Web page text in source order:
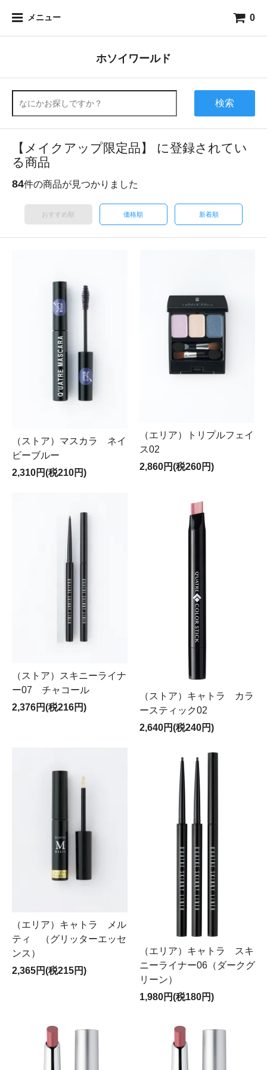
メニュー 0
ホソイワールド
検索
【メイクアップ限定品】 に登録されてい
る商品
84件の商品が見つかりました
おすすめ順 価格順 新着順
（ストア）マスカラ ネイ
ビーブルー
2,310円(税210円)
（エリア）トリプルフェイ
ス02
2,860円(税260円)
（ストア）スキニーライナ
ー07 チャコール
2,376円(税216円)
（ストア）キャトラ カラ
ースティック02
2,640円(税240円)
（エリア）キャトラ メル
ティ （グリッターエッセ
ンス）
2,365円(税215円)
（エリア）キャトラ スキ
ニーライナー06（ダークグ
リーン）
1,980円(税180円)